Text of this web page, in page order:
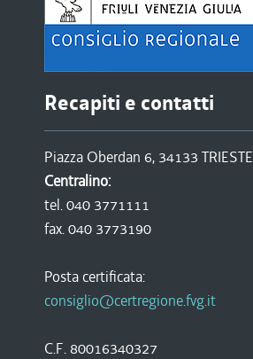
Recapiti e contatti
Piazza Oberdan 6, 34133 TRIESTE
Centralino:
tel. 040 3771111
fax. 040 3773190
Posta certificata:
consiglio@certregione.fvg.it
C.F. 80016340327